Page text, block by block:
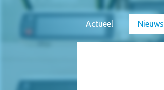
Actueel Nieuws